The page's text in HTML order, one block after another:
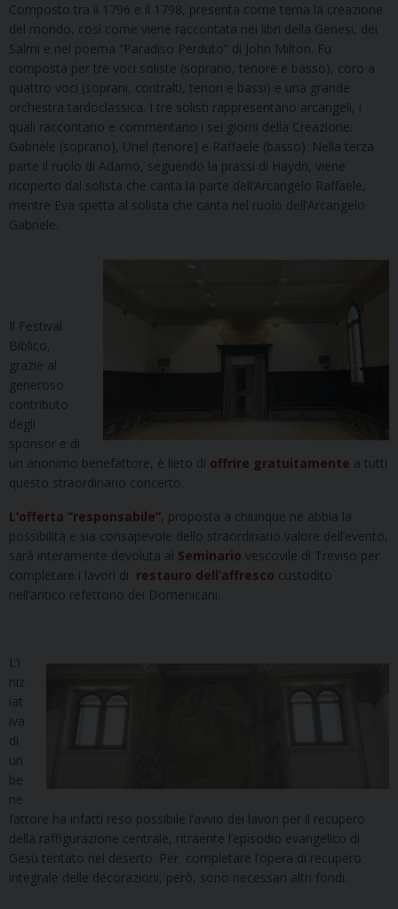
Composto tra il 1796 e il 1798, presenta come tema la creazione
del mondo, così come viene raccontata nei libri della Genesi, dei
Salmi e nel poema “Paradiso Perduto” di John Milton. Fu
composta per tre voci soliste (soprano, tenore e basso), coro a
quattro voci (soprani, contralti, tenori e bassi) e una grande
orchestra tardoclassica. I tre solisti rappresentano arcangeli, i
quali raccontano e commentano i sei giorni della Creazione:
Gabriele (soprano), Uriel (tenore) e Raffaele (basso). Nella terza
parte il ruolo di Adamo, seguendo la prassi di Haydn, viene
ricoperto dal solista che canta la parte dell’Arcangelo Raffaele,
mentre Eva spetta al solista che canta nel ruolo dell’Arcangelo
Gabriele.
Il Festival
Biblico,
grazie al
generoso
contributo
degli
sponsor e di
un anonimo benefattore, è lieto di offrire gratuitamente a tutti
questo straordinario concerto.
L’offerta “responsabile”, proposta a chiunque ne abbia la
possibilità e sia consapevole dello straordinario valore dell’evento,
sarà interamente devoluta al Seminario vescovile di Treviso per
completare i lavori di restauro dell’affresco custodito
nell’antico refettorio dei Domenicani.
L’i
niz
iat
iva
di
un
be
ne
fattore ha infatti reso possibile l’avvio dei lavori per il recupero
della raffigurazione centrale, ritraente l’episodio evangelico di
Gesù tentato nel deserto. Per completare l’opera di recupero
integrale delle decorazioni, però, sono necessari altri fondi.